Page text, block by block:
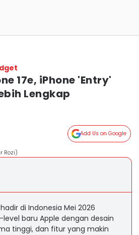
17e, iPhone 'Entry'
Lengkap
Add Us on Google
Rozi)
di Indonesia Mei 2026
baru Apple dengan desain
tinggi, dan fitur yang makin